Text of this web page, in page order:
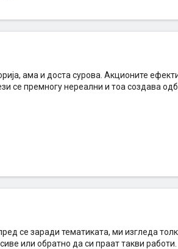
ама и доста сурова. Акционите
се премногу нереални и тоа создава
се заради тематиката, ми изгледа
или обратно да си праат такви работи.